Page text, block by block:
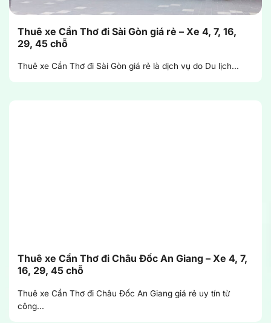
Thuê xe Cần Thơ đi Sài Gòn giá rẻ – Xe 4, 7, 16,
29, 45 chỗ
Thuê xe Cần Thơ đi Sài Gòn giá rẻ là dịch vụ do Du lịch...
Thuê xe Cần Thơ đi Châu Đốc An Giang – Xe 4, 7,
16, 29, 45 chỗ
Thuê xe Cần Thơ đi Châu Đốc An Giang giá rẻ uy tín từ
công...